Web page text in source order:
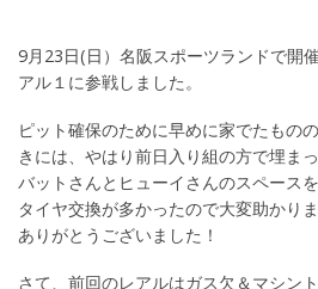
9月23日(日）名阪スポーツランドで開
アル１に参戦しました。
ピット確保のために早めに家でたもの
きには、やはり前日入り組の方で埋まっ
バットさんとヒューイさんのスペース
タイヤ交換が多かったので大変助かりま
ありがとうございました！
さて、前回のレアルはガス欠＆マシン